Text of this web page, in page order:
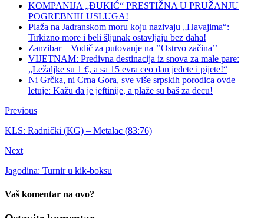
KOMPANIJA „ĐUKIĆ“ PRESTIŽNA U PRUŽANJU
POGREBNIH USLUGA!
Plaža na Jadranskom moru koju nazivaju „Havajima“:
Tirkizno more i beli šljunak ostavljaju bez daha!
Zanzibar – Vodič za putovanje na ’’Ostrvo začina’’
VIJETNAM: Predivna destinacija iz snova za male pare:
„Ležaljke su 1 €, a sa 15 evra ceo dan jedete i pijete!“
Ni Grčka, ni Crna Gora, sve više srpskih porodica ovde
letuje: Kažu da je jeftinije, a plaže su baš za decu!
Previous
KLS: Radnički (KG) – Metalac (83:76)
Next
Jagodina: Turnir u kik-boksu
Vaš komentar na ovo?